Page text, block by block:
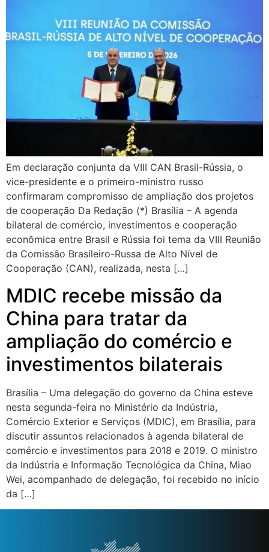
Em declaração conjunta da VIII CAN Brasil-Rússia, o
vice-presidente e o primeiro-ministro russo
confirmaram compromisso de ampliação dos projetos
de cooperação Da Redação (*) Brasília – A agenda
bilateral de comércio, investimentos e cooperação
econômica entre Brasil e Rússia foi tema da VIII Reunião
da Comissão Brasileiro-Russa de Alto Nível de
Cooperação (CAN), realizada, nesta […]
MDIC recebe missão da
China para tratar da
ampliação do comércio e
investimentos bilaterais
Brasília – Uma delegação do governo da China esteve
nesta segunda-feira no Ministério da Indústria,
Comércio Exterior e Serviços (MDIC), em Brasília, para
discutir assuntos relacionados à agenda bilateral de
comércio e investimentos para 2018 e 2019. O ministro
da Indústria e Informação Tecnológica da China, Miao
Wei, acompanhado de delegação, foi recebido no início
da […]